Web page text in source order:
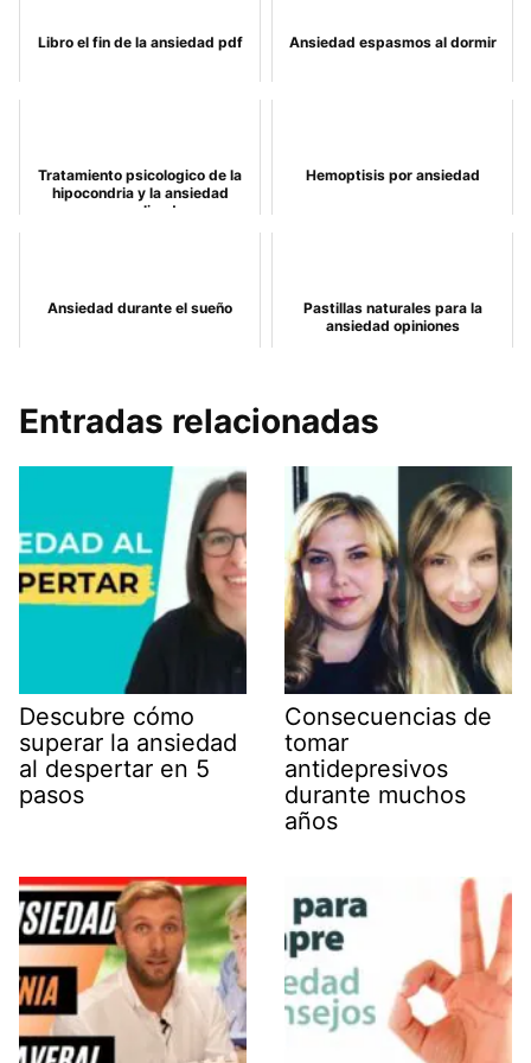
Libro el fin de la ansiedad pdf Ansiedad espasmos al dormir
Tratamiento psicologico de la
hipocondria y la ansiedad
generalizada
Hemoptisis por ansiedad
Ansiedad durante el sueño
Pastillas naturales para la
ansiedad opiniones
Entradas relacionadas
Descubre cómo
superar la ansiedad
al despertar en 5
pasos
Consecuencias de
tomar
antidepresivos
durante muchos
años